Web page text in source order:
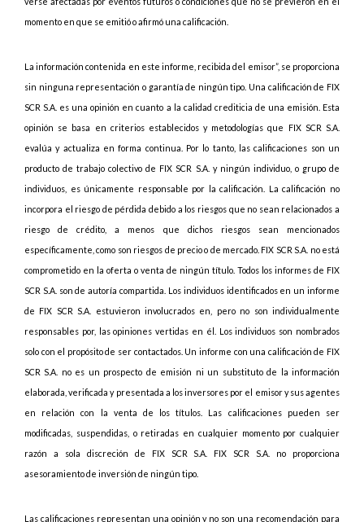
momento en que se emitió o afirmó una calificación.
La información contenida en este informe, recibida del emisor”, se proporciona
sin ninguna representación o garantía de ningún tipo. Una calificación de FIX
SCR S.A. es una opinión en cuanto a la calidad crediticia de una emisión. Esta
opinión se basa en criterios establecidos y metodologías que FIX SCR S.A.
evalúa y actualiza en forma continua. Por lo tanto, las calificaciones son un
producto de trabajo colectivo de FIX SCR S.A. y ningún individuo, o grupo de
individuos, es únicamente responsable por la calificación. La calificación no
incorpora el riesgo de pérdida debido a los riesgos que no sean relacionados a
riesgo de crédito, a menos que dichos riesgos sean mencionados
específicamente, como son riesgos de precio o de mercado. FIX SCR S.A. no está
comprometido en la oferta o venta de ningún título. Todos los informes de FIX
SCR S.A. son de autoría compartida. Los individuos identificados en un informe
de FIX SCR S.A. estuvieron involucrados en, pero no son individualmente
responsables por, las opiniones vertidas en él. Los individuos son nombrados
solo con el propósito de ser contactados. Un informe con una calificación de FIX
SCR S.A. no es un prospecto de emisión ni un substituto de la información
elaborada, verificada y presentada a los inversores por el emisor y sus agentes
en relación con la venta de los títulos. Las calificaciones pueden ser
modificadas, suspendidas, o retiradas en cualquier momento por cualquier
razón a sola discreción de FIX SCR S.A. FIX SCR S.A. no proporciona
asesoramiento de inversión de ningún tipo.
Las calificaciones representan una opinión y no son una recomendación para